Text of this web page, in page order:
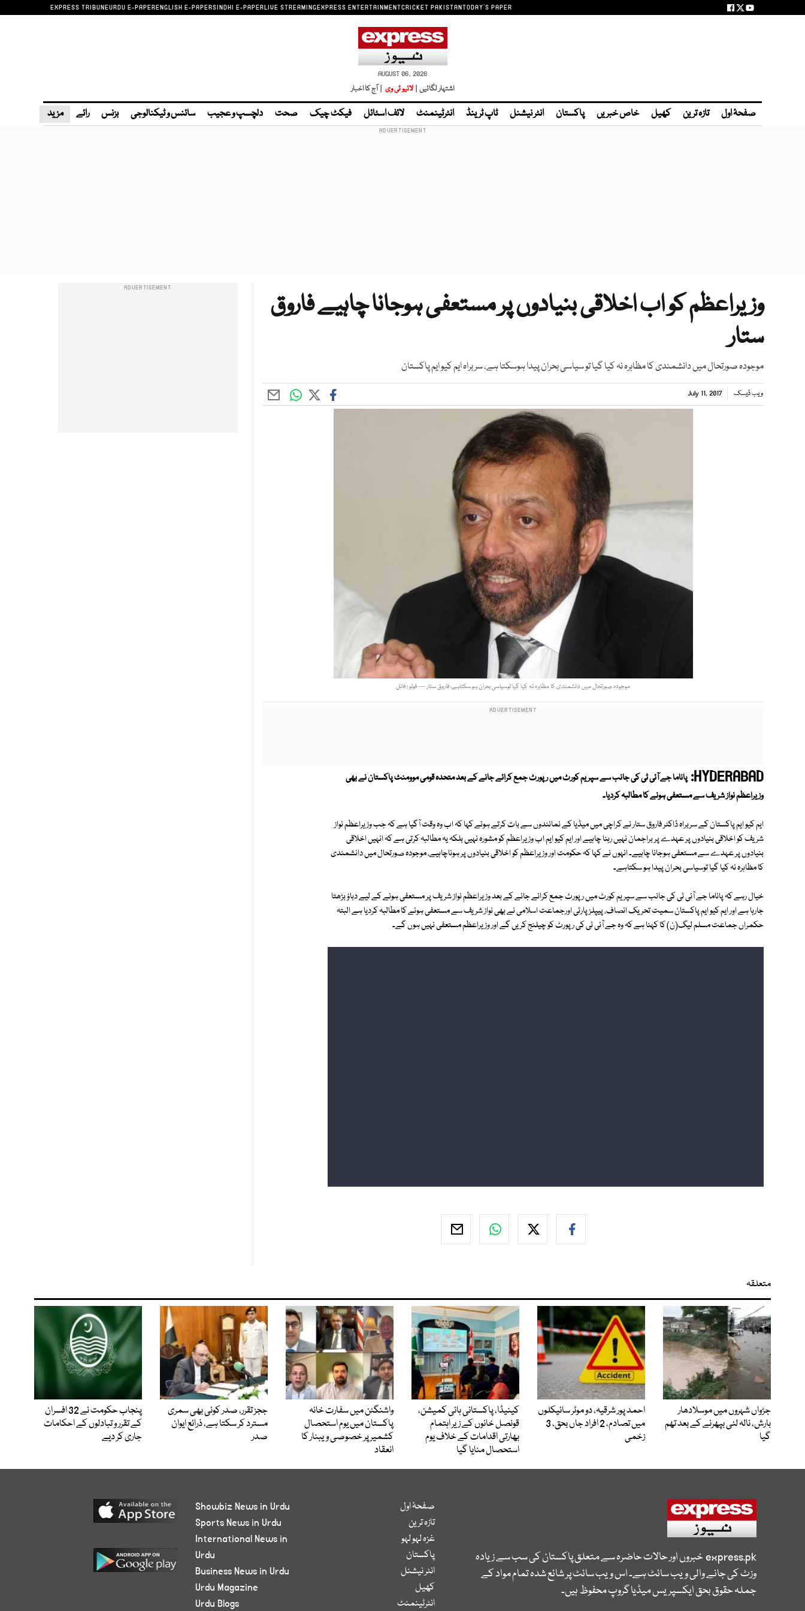
EXPRESS TRIBUNEURDU E-PAPERENGLISH E-PAPERSINDHI E-PAPERLIVE STREAMINGEXPRESS ENTERTAINMENTCRICKET PAKISTANTODAY'S PAPER
AUGUST 06, 2026
اشتہار لگائیں | لائیو ٹی وی | آج کا اخبار
صفحۂ اول تازہ ترین کھیل خاص خبریں پاکستان انٹر نیشنل ٹاپ ٹرینڈ انٹرٹینمنٹ لائف اسٹائل فیکٹ چیک صحت دلچسپ و عجیب سائنس و ٹیکنالوجی بزنس رائے مزید
وزیراعظم کو اب اخلاقی بنیادوں پر مستعفی ہوجانا چاہیے فاروق
ستار
موجودہ صورتحال میں دانشمندی کا مظاہرہ نہ کیا گیا تو سیاسی بحران پیدا ہوسکتا ہے، سربراہ ایم کیو ایم پاکستان
ویب ڈیسک July 11, 2017
موجودہ صورتحال میں دانشمندی کا مظاہرہ نہ کیا گیا توسیاسی بحران ہو سکتاہے، فاروق ستار — فوٹو : فائل
HYDERABAD: پاناما جے آئی ٹی کی جانب سے سپریم کورٹ میں رپورٹ جمع کرائے جانے کے بعد متحدہ قومی موومنٹ پاکستان نے بھی
وزیراعظم نواز شریف سے مستعفی ہونے کا مطالبہ کردیا۔
ایم کیو ایم پاکستان کے سربراہ ڈاکٹر فاروق ستار نے کراچی میں میڈیا کے نمائندوں سے بات کرتے ہوئے کہا کہ اب وہ وقت آگیا ہے کہ جب وزیراعظم نواز
شریف کو اخلاقی بنیادوں پر عہدے پر براجمان نہیں رہنا چاہیے اور ایم کیو ایم اب وزیراعظم کو مشورہ نہیں بلکہ یہ مطالبہ کرتی ہے کہ انہیں اخلاقی
بنیادوں پر عہدے سے مستعفی ہوجانا چاہیے۔ انہوں نے کہا کہ حکومت اور وزیراعظم کو اخلاقی بنیادوں پر ہوناچاہیے، موجودہ صورتحال میں دانشمندی
کا مظاہرہ نہ کیا گیا توسیاسی بحران پیدا ہو سکتاہے۔
خیال رہے کہ پاناما جے آئی ٹی کی جانب سے سپریم کورٹ میں رپورٹ جمع کرائے جانے کے بعد وزیراعظم نواز شریف پر مستعفی ہونے کے لیے دباؤ بڑھتا
جارہا ہے اور ایم کیو ایم پاکستان سمیت تحریک انصاف، پیپلز پارٹی اورجماعت اسلامی نے بھی نواز شریف سے مستعفی ہونے کا مطالبہ کردیا ہے البتہ
حکمراں جماعت مسلم لیگ(ن) کا کہنا ہے کہ وہ جے آئی ٹی کی رپورٹ کو چیلنج کریں گے اور وزیراعظم مستعفی نہیں ہوں گے۔
متعلقہ
جڑواں شہروں میں موسلادھار
بارش، نالہ لئی بپھرنے کے بعد تھم
گیا
احمد پور شرقیہ، دو موٹر سائیکلوں
میں تصادم، 2 افراد جاں بحق، 3
زخمی
کینیڈا، پاکستانی ہائی کمیشن،
قونصل خانوں کے زیر اہتمام
بھارتی اقدامات کے خلاف یوم
استحصال منایا گیا
واشنگٹن میں سفارت خانہ
پاکستان میں یوم استحصال
کشمیر پر خصوصی ویبنار کا
انعقاد
ججز تقرر، صدر کوئی بھی سمری
مسترد کر سکتا ہے، ذرائع ایوان
صدر
پنجاب حکومت نے 32 افسران
کے تقرر و تبادلوں کے احکامات
جاری کر دیے
express.pkخبروں اور حالات حاضرہ سے متعلق پاکستان کی سب سے زیادہ
وزٹ کی جانے والی ویب سائٹ ہے۔ اس ویب سائٹ پر شائع شدہ تمام مواد کے
جملہ حقوق بحق ایکسپریس میڈیا گروپ محفوظ ہیں۔
صفحۂ اول
تازہ ترین
غزہ لہو لہو
پاکستان
انٹر نیشنل
کھیل
انٹرٹینمنٹ
Showbiz News in Urdu
Sports News in Urdu
International News in
Urdu
Business News in Urdu
Urdu Magazine
Urdu Blogs